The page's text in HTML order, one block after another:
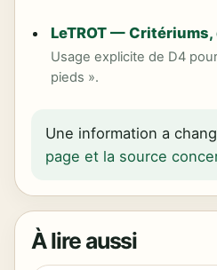
LeTROT —
Usage explicite de D4
pieds ».
Une information a
page et la source
À lire aussi